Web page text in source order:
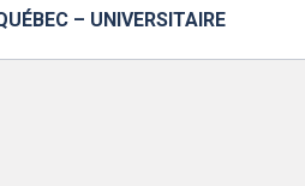
– UNIVERSITAIRE